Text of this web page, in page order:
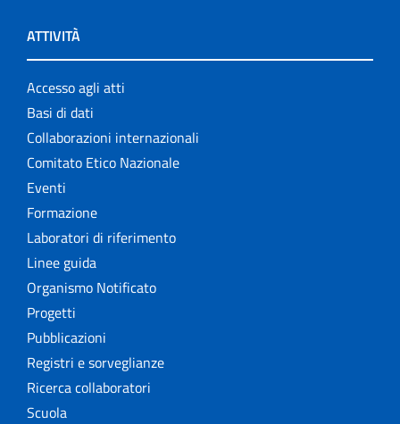
ATTIVITÀ
Accesso agli atti
Basi di dati
Collaborazioni internazionali
Comitato Etico Nazionale
Eventi
Formazione
Laboratori di riferimento
Linee guida
Organismo Notificato
Progetti
Pubblicazioni
Registri e sorveglianze
Ricerca collaboratori
Scuola